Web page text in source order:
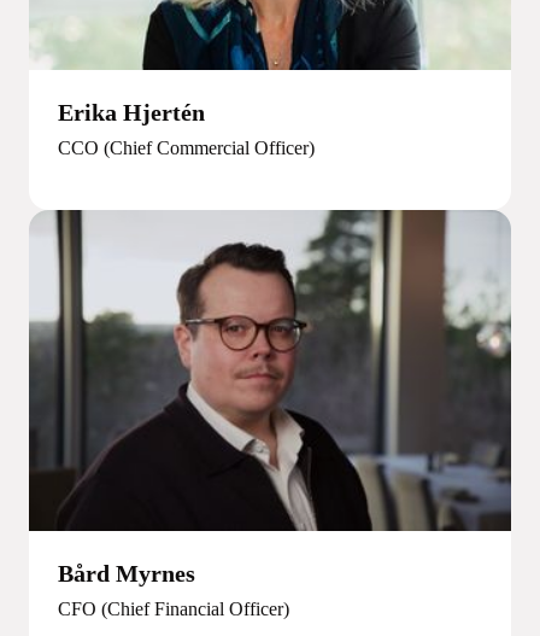
Erika Hjertén
CCO (Chief Commercial Officer)
Bård Myrnes
CFO (Chief Financial Officer)